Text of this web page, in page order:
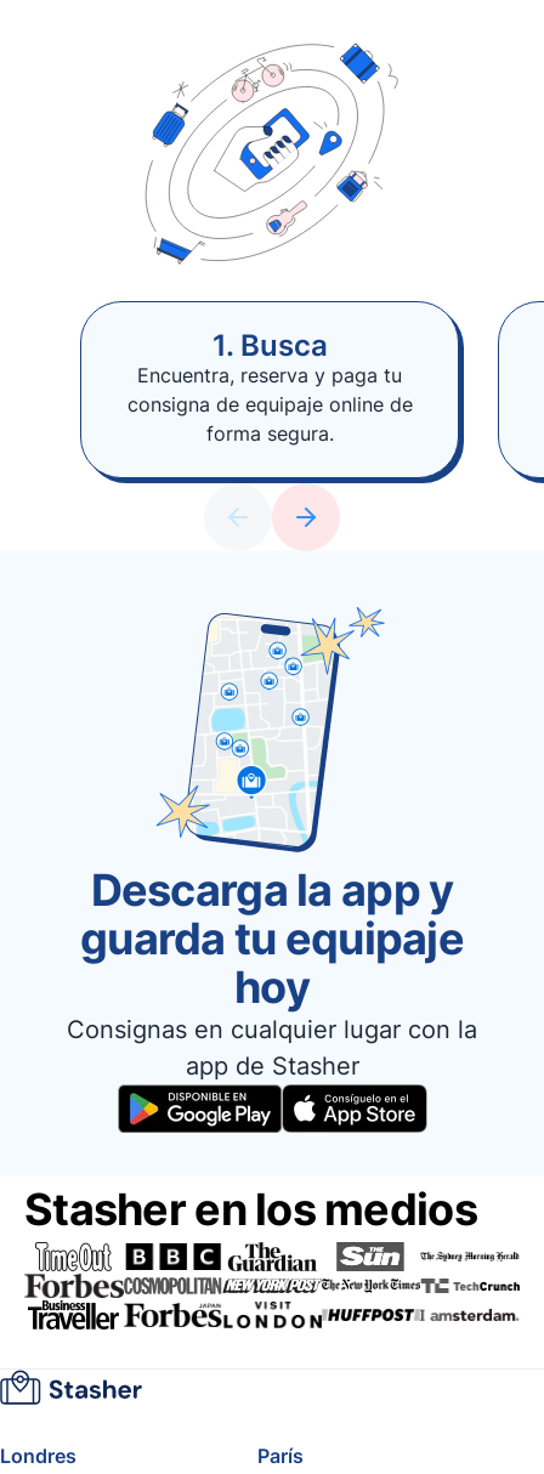
1. Busca
Encuentra, reserva y paga tu
consigna de equipaje online de
forma segura.
Descarga la app y
guarda tu equipaje
hoy
Consignas en cualquier lugar con la
app de Stasher
Stasher en los medios
Londres
París